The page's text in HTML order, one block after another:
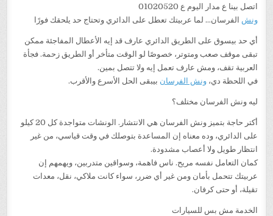
اتصل بينا ع مدار اليوم ع 01020520
ونش الفرسان… لما عربيتك تعطل على الدائري وتحتاج حد يلحقك فورًا
أي حد بيسوق على الطريق الدائري عارف قد إيه الأعطال المفاجئة ممكن
تبقى موقف صعب ومتوتر، خصوصًا لو الوقت متأخر أو الطريق زحمة. فجأة
العربية تقف، ومش عارف تعمل إيه ولا تتصل بمين.
في اللحظة دي،ونش الفرسان بيبقى الحل الأسرع والأقرب.
ليه ونش الفرسان مختلف؟
أكتر حاجة بتميز ونش الفرسان هي الانتشار. الونشات متواجدة كل 20 كيلو
على الدائري، وده معناه إن المساعدة بتوصلك في وقت قياسي، من غير
انتظار طويل ولا أعصاب مشدودة.
كمان التعامل نفسه مريح. ناس فاهمة، وسواقين متدربين، ويهمهم إن
عربيتك تتحمل بأمان ومن غير أي ضرر، سواء كانت ملاكي، نقل، معدات
تقيلة، أو حتى كرفان.
الخدمة مش بس للسيارات